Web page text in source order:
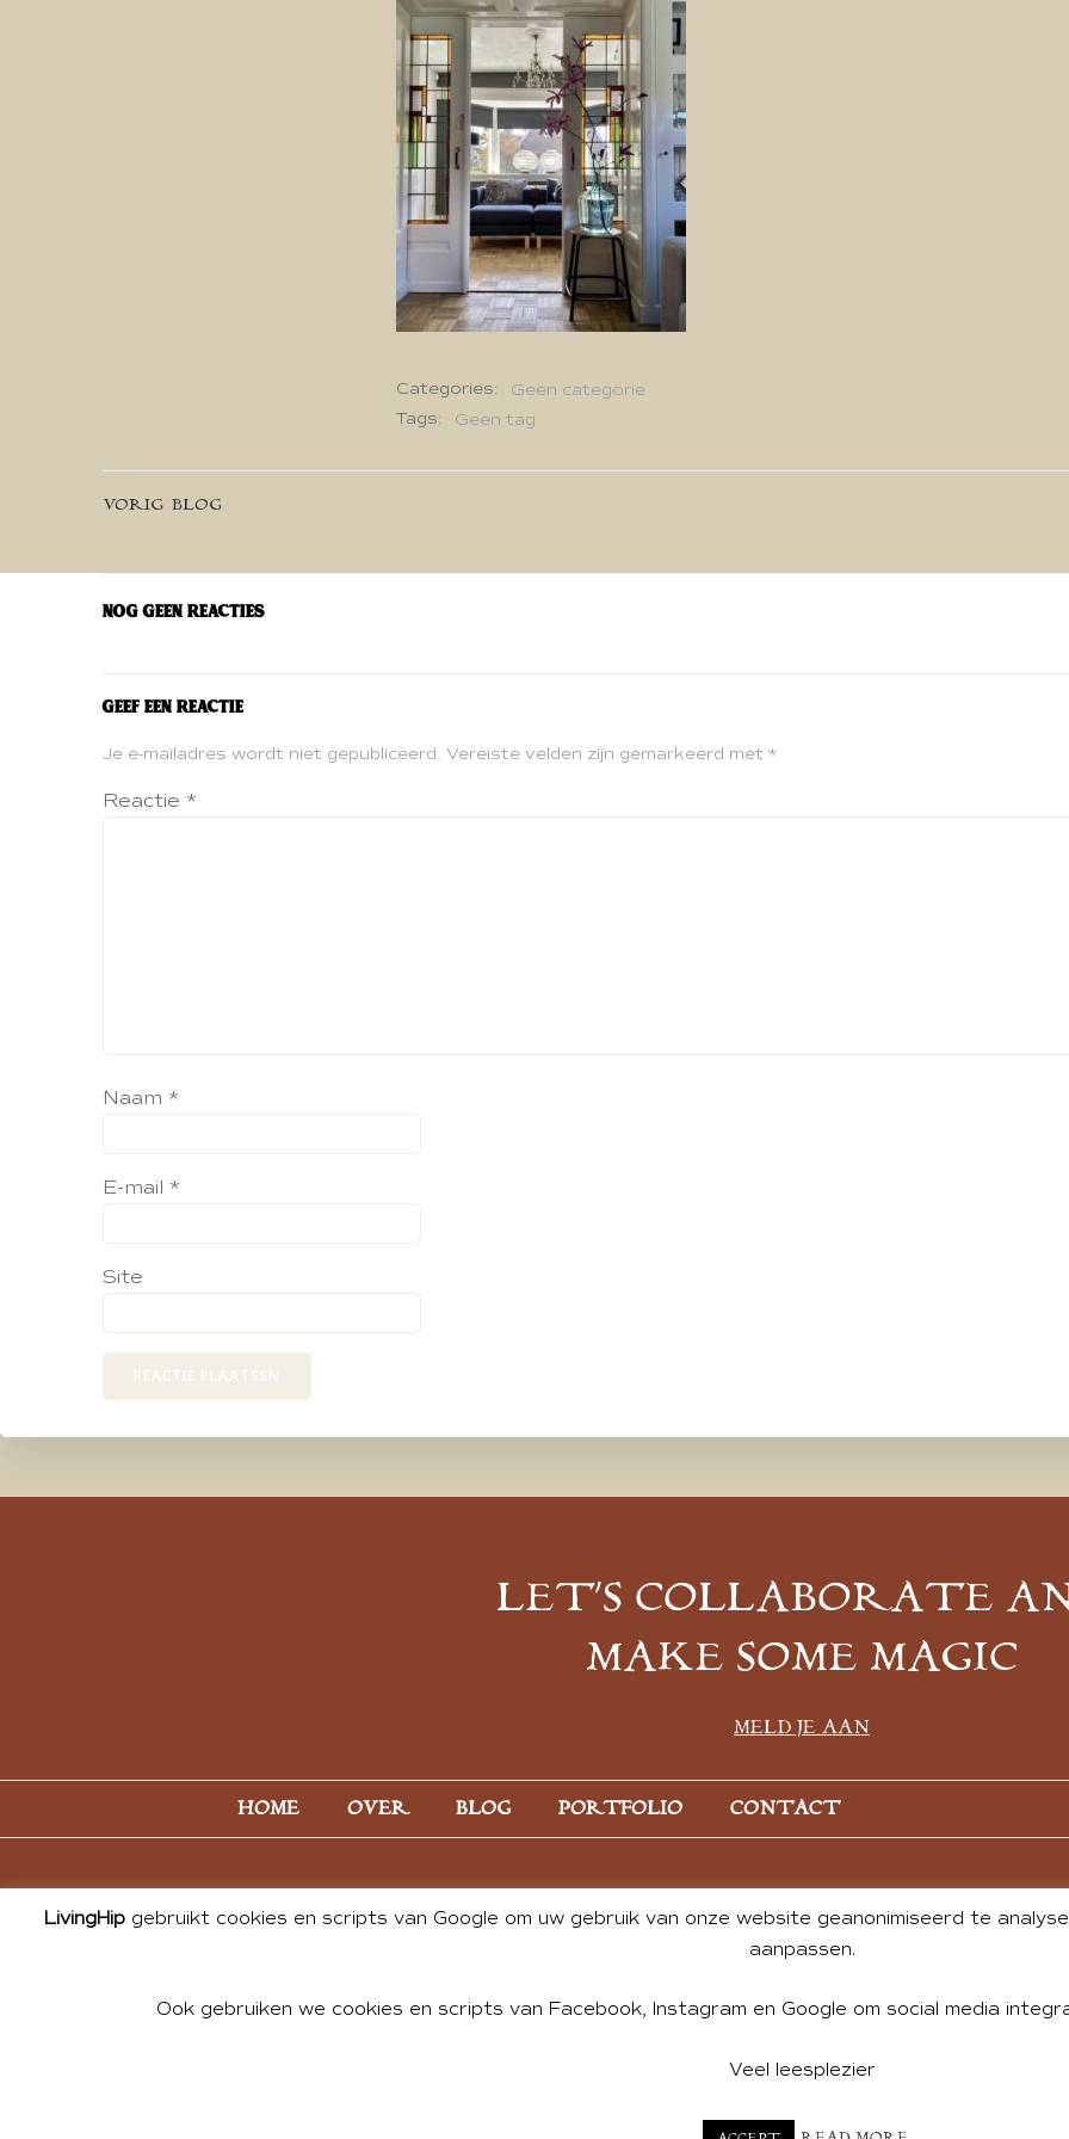
Categories:
Geen categorie
Tags:
Geen tag
Bericht
navigatie
VORIG BLOG
Nog geen reacties
Geef een reactie
Je e-mailadres wordt niet gepubliceerd. Vereiste velden zijn gemarkeerd met *
Reactie *
Naam *
E-mail *
Site
LET’S COLLABORATE
MAKE SOME MAGIC
MELD JE AAN
HOME OVER BLOG PORTFOLIO CONTACT
© 2026 ALL PHOTOS & CONTENT BY ANDREA DE GROOT. WEBSITE DESIGN BY
LivingHip gebruikt cookies en scripts van Google om uw gebruik van onze website geanonimiseerd te
aanpassen.
Ook gebruiken we cookies en scripts van Facebook, Instagram en Google om social media
Veel leesplezier